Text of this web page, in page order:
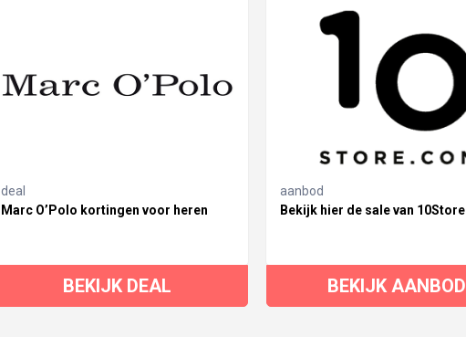
deal
Marc O’Polo kortingen voor heren
BEKIJK DEAL
aanbod
Bekijk hier de sale van 10Store
BEKIJK AANBOD